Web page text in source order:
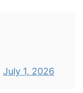
July 1, 2026